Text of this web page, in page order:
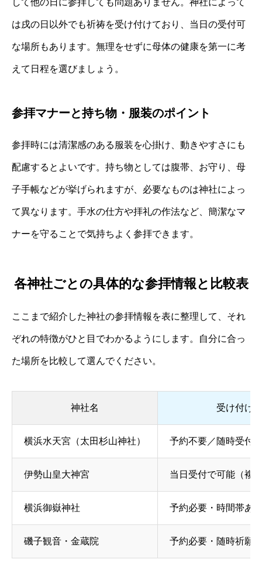
して他の日に参拝しても問題ありません。神社によって
は戌の日以外でも祈祷を受け付けており、当日の受付可
な場所もあります。無理をせずに母体の健康を第一に考
えて日程を選びましょう。
参拝マナーと持ち物・服装のポイント
参拝時には清潔感のある服装を心掛け、動きやすさにも
配慮するとよいです。持ち物としては腹帯、お守り、母
子手帳などが挙げられますが、必要なものは神社によっ
て異なります。手水の仕方や拝礼の作法など、簡潔なマ
ナーを守ることで気持ちよく参拝できます。
各神社ごとの具体的な参拝情報と比較表
ここまで紹介した神社の参拝情報を表に整理して、それ
ぞれの特徴がひと目でわかるようにします。自分に合っ
た場所を比較して選んでください。
神社名 受け付け
横浜水天宮（太田杉山神社） 予約不要／随時受付
伊勢山皇大神宮 当日受付で可能（複
横浜御嶽神社 予約必要・時間帯あ
磯子観音・金蔵院 予約必要・随時祈願